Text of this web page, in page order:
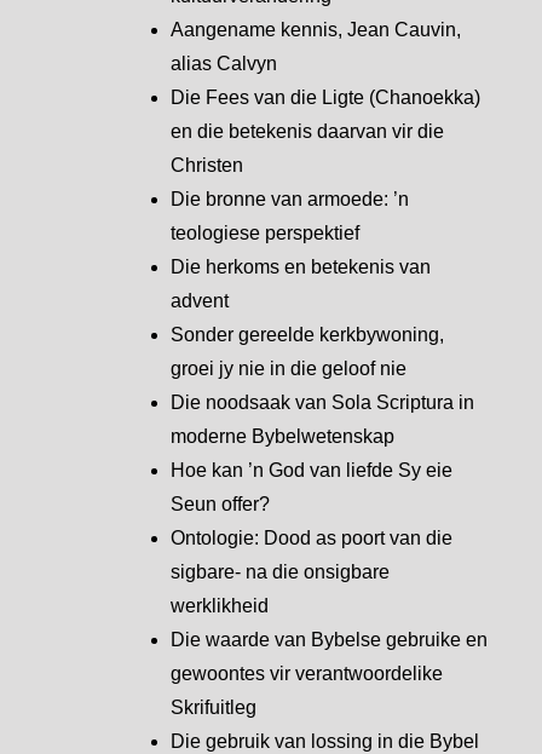
Aangename kennis, Jean Cauvin,
alias Calvyn
Die Fees van die Ligte (Chanoekka)
en die betekenis daarvan vir die
Christen
Die bronne van armoede: ’n
teologiese perspektief
Die herkoms en betekenis van
advent
Sonder gereelde kerkbywoning,
groei jy nie in die geloof nie
Die noodsaak van Sola Scriptura in
moderne Bybelwetenskap
Hoe kan ’n God van liefde Sy eie
Seun offer?
Ontologie: Dood as poort van die
sigbare- na die onsigbare
werklikheid
Die waarde van Bybelse gebruike en
gewoontes vir verantwoordelike
Skrifuitleg
Die gebruik van lossing in die Bybel